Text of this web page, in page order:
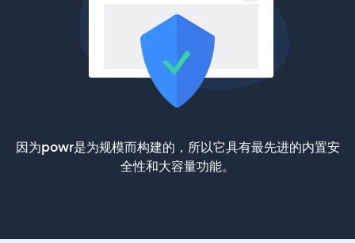
因为powr是为规模而构建的，所以它具有最先进的内置安
全性和大容量功能。